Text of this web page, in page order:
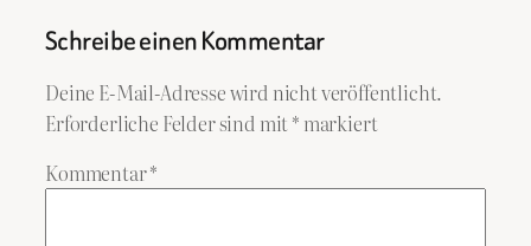
Schreibe einen Kommentar
Deine E-Mail-Adresse wird nicht veröffentlicht.
Erforderliche Felder sind mit* markiert
Kommentar*